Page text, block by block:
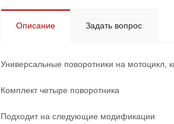
Описание Задать вопрос
Универсальные поворотники на мотоцикл,
Комплект четыре поворотника
Подходит на следующие модификации